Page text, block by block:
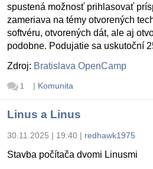
spustená možnosť prihlasovať
zameriava na témy otvorených
softvéru, otvorených dát, ale aj
podobne. Podujatie sa uskutoční
Zdroj: Bratislava OpenCamp
1 | Komunita
Linus a Linus
30.11.2025 | 19:40 | redhawk1975
Stavba počítača dvomi Linusmi